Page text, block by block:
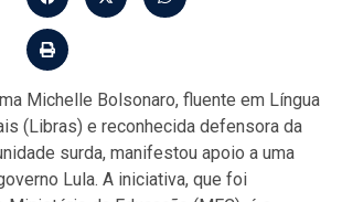
Michelle Bolsonaro, fluente em Língua
(Libras) e reconhecida defensora da
surda, manifestou apoio a uma
Lula. A iniciativa, que foi